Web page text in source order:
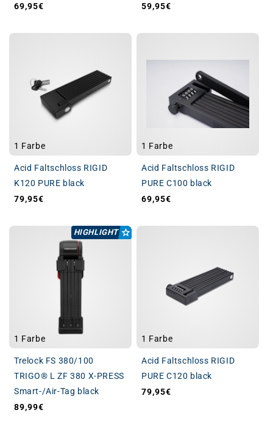
Normaler Preis
69,95€ Normaler Preis
59,95€
1 Farbe
Acid Faltschloss RIGID
K120 PURE black
Normaler Preis
79,95€
1 Farbe
Acid Faltschloss RIGID
PURE C100 black
Normaler Preis
69,95€
HIGHLIGHT
1 Farbe
Trelock FS 380/100
TRIGO® L ZF 380 X-PRESS
Smart-/Air-Tag black
Normaler Preis
89,99€
1 Farbe
Acid Faltschloss RIGID
PURE C120 black
Normaler Preis
79,95€